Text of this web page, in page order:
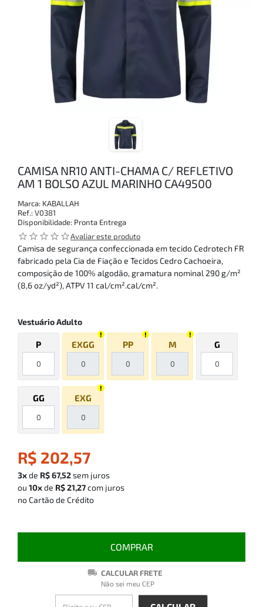
CAMISA NR10 ANTI-CHAMA C/ REFLETIVO
AM 1 BOLSO AZUL MARINHO CA49500
Marca: KABALLAH
Ref.: V0381
Disponibilidade: Pronta Entrega
star_outline star_outline star_outline star_outline star_outlineAvaliar este produto
Camisa de segurança confeccionada em tecido Cedrotech FR
fabricado pela Cia de Fiação e Tecidos Cedro Cachoeira,
composição de 100% algodão, gramatura nominal 290 g/m²
(8,6 oz/yd²), ATPV 11 cal/cm².cal/cm².
Vestuário Adulto
P EXGG PP M G
GG EXG
R$ 202,57
3xde R$ 67,52sem juros
ou 10xde R$ 21,27com juros
no Cartão de Crédito
COMPRAR
CALCULAR FRETE
Não sei meu CEP